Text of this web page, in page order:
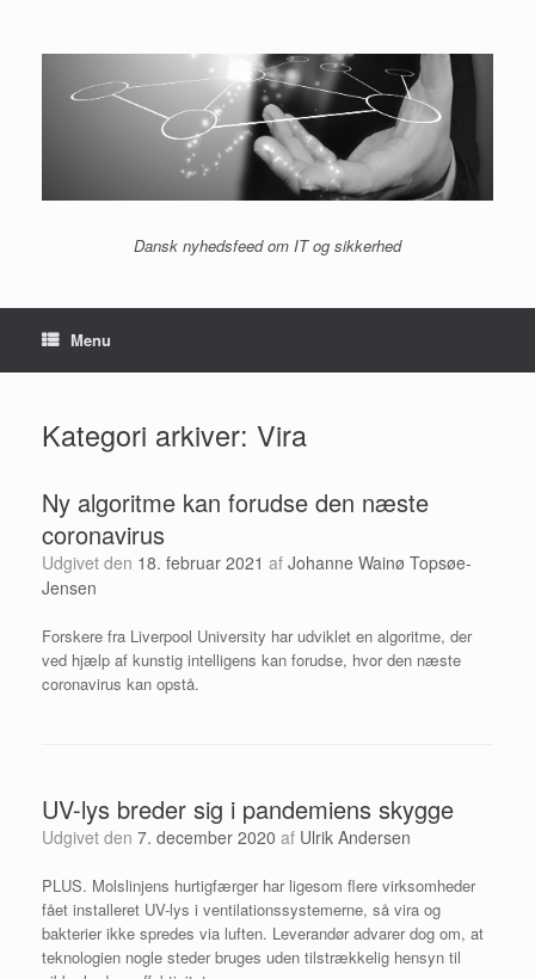
indhold
Dansk nyhedsfeed om IT og sikkerhed
Menu
Kategori arkiver: Vira
Ny algoritme kan forudse den næste
coronavirus
Udgivet den 18. februar 2021 af Johanne Wainø Topsøe-
Jensen
Forskere fra Liverpool University har udviklet en algoritme, der
ved hjælp af kunstig intelligens kan forudse, hvor den næste
coronavirus kan opstå.
UV-lys breder sig i pandemiens skygge
Udgivet den 7. december 2020 af Ulrik Andersen
PLUS. Molslinjens hurtigfærger har ligesom flere virksomheder
fået installeret UV-lys i ventilationssystemerne, så vira og
bakterier ikke spredes via luften. Leverandør advarer dog om, at
teknologien nogle steder bruges uden tilstrækkelig hensyn til